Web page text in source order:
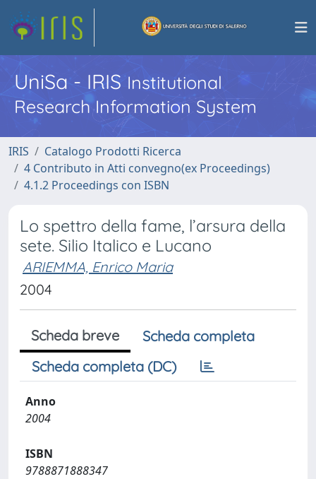
UniSa - IRISInstitutional
Research Information System
IRIS
Catalogo Prodotti Ricerca
4 Contributo in Atti convegno(ex Proceedings)
4.1.2 Proceedings con ISBN
Lo spettro della fame, l’arsura della
sete. Silio Italico e Lucano
ARIEMMA, Enrico Maria
2004
Scheda breve
Scheda completa
Scheda completa (DC)
Anno
2004
ISBN
9788871888347